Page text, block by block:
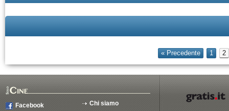
« Precedente 1 2
Facebook
Chi siamo